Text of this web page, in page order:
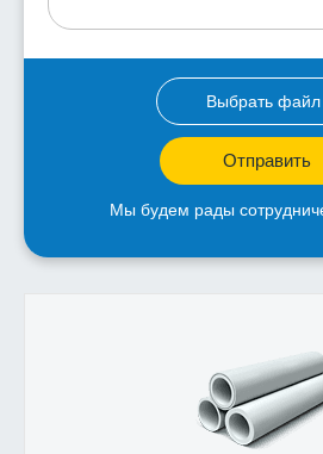
Выбрать файл
Отправить
Мы будем рады